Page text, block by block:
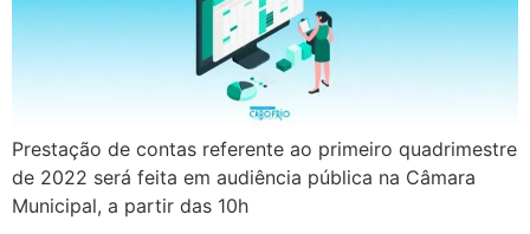
Prestação de contas referente ao primeiro quadrimestre
de 2022 será feita em audiência pública na Câmara
Municipal, a partir das 10h